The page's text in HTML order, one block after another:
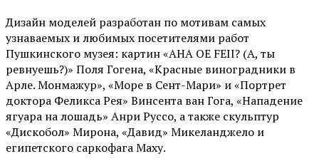
Дизайн моделей разработан по мотивам самых
узнаваемых и любимых посетителями работ
Пушкинского музея: картин «AHA OE FEII? (А, ты
ревнуешь?)» Поля Гогена, «Красные виноградники в
Арле. Монмажур», «Море в Сент-Мари» и «Портрет
доктора Феликса Рея» Винсента ван Гога, «Нападение
ягуара на лошадь» Анри Руссо, а также скульптур
«Дискобол» Мирона, «Давид» Микеланджело и
египетского саркофага Маху.